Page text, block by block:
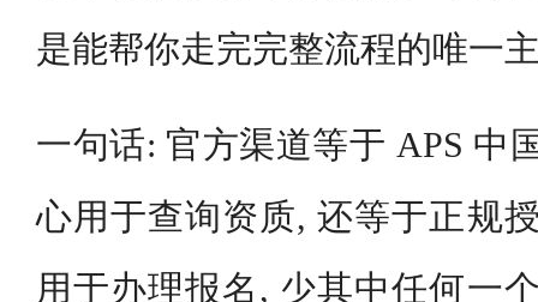
是能帮你走完完整流程的唯一
一句话: 官方渠道等于 APS 中
心用于查询资质, 还等于正规
用于办理报名, 少其中任何一